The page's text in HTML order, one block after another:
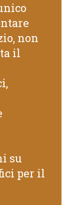
non
il
su
per il